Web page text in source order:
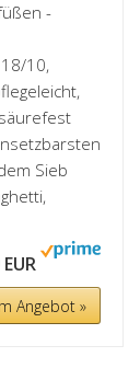
-
10,
Sieb
Angebot »